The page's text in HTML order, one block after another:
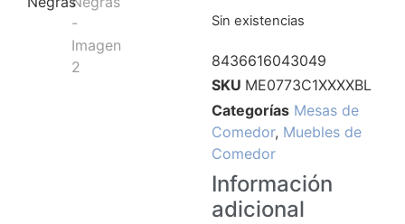
Sin existencias
8436616043049
SKU ME0773C1XXXXBL
Categorías Mesas de
Comedor, Muebles de
Comedor
Información
adicional